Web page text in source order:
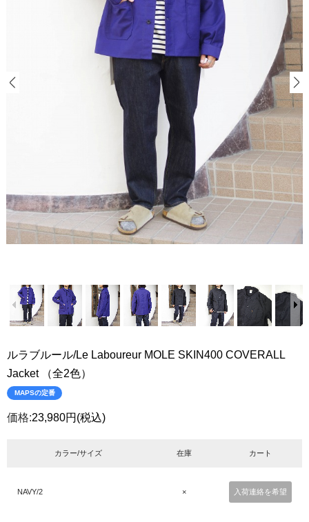
ルラブルール/Le Laboureur MOLE SKIN400 COVERALL
Jacket （全2色）
MAPSの定番
価格:23,980円 (税込)
カラー/サイズ 在庫 カート
NAVY/2 × 入荷連絡を希望